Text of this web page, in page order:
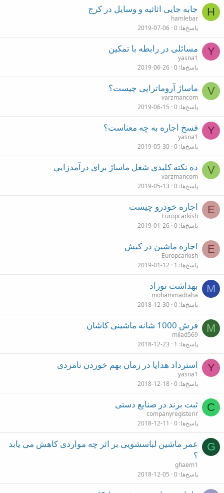
H جابه جایی اثاثیه و وسایل در کرج
hamlebar
پاسخ‌ها 0
2019-07-06
Y مسائلی در رابطه با تمکین
yasna1
پاسخ‌ها 0
2019-06-26
V ماساژ آروماتراپی چیست؟
varzmancom
پاسخ‌ها 0
2019-06-15
Y فسخ اجاره به چه معناست؟
yasna1
پاسخ‌ها 0
2019-05-30
V ده نکته کلیدی شغل ماساژ برای درآمدزایی
varzmancom
پاسخ‌ها 0
2019-05-13
E اجاره خودرو چیست
Europcarkish
پاسخ‌ها 0
2019-01-26
E اجاره ماشین در کیش
Europcarkish
پاسخ‌ها 1
2019-01-12
M بهداشت نوزاد
mohammadtaha
پاسخ‌ها 0
2018-12-30
M فرش 1000 شانه ماشینی کاشان
milad569
پاسخ‌ها 1
2018-12-23
Y استرداد هدایا در زمان بهم خوردن نامزدی
yasna1
پاسخ‌ها 0
2018-12-18
C ثبت برند در صنایع دستی
companyregisterir
پاسخ‌ها 0
2018-12-11
G
عمر ماشین لباسشویی بر اثر چه مواردی کاهش می یابد
؟
ghaem1
پاسخ‌ها 0
2018-12-05